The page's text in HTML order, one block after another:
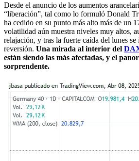
Desde el anuncio de los aumentos
“liberación”, tal como lo formuló Donald
ha cedido en su punto más alto más de un
volatilidad aún muestra niveles muy altos,
relajación, y tras la fuerte caída del lunes
reversión. Una mirada al interior del
están siendo las más afectadas, y el
sorprendente.